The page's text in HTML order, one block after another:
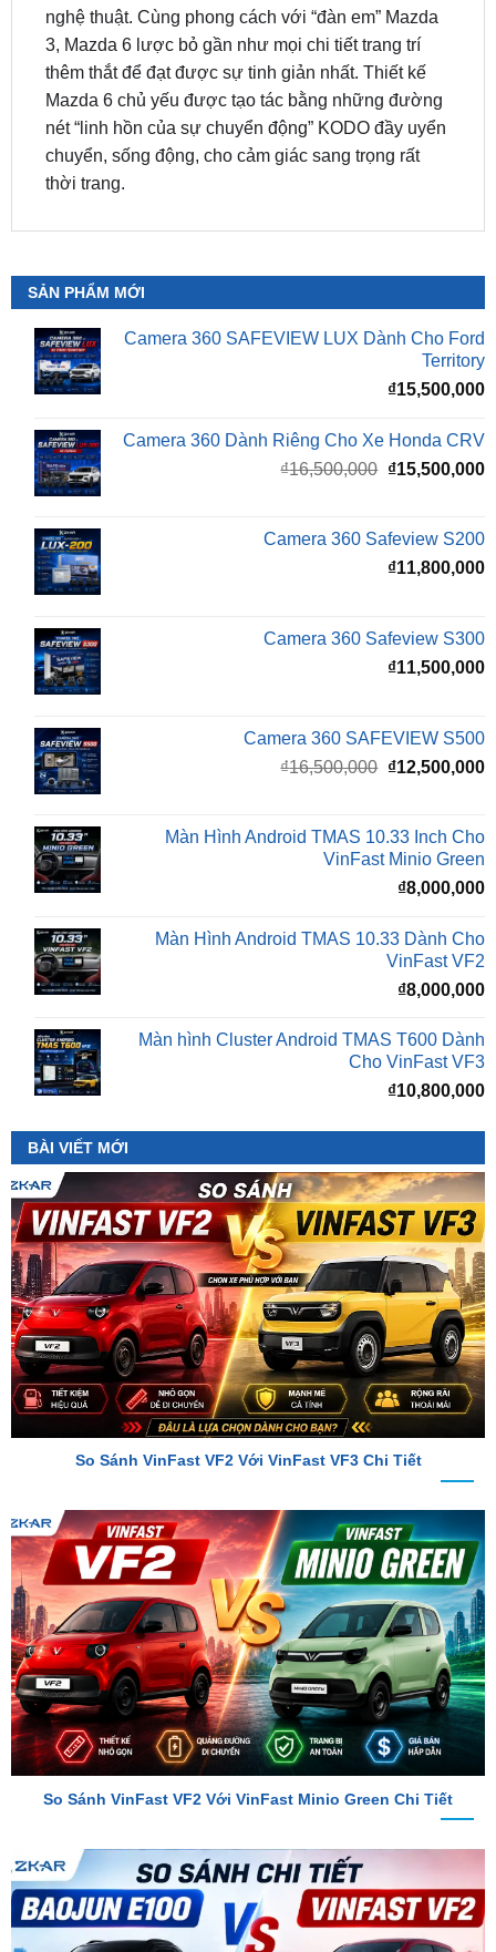
thêm thắt để đạt được sự tinh giản nhất. Thiết kế
Mazda 6 chủ yếu được tạo tác bằng những đường
nét “linh hồn của sự chuyển động” KODO đầy uyển
chuyển, sống động, cho cảm giác sang trọng rất
thời trang.
SẢN PHẨM MỚI
Camera 360 SAFEVIEW LUX Dành Cho Ford
₫15,500,000
Camera 360 Dành Riêng Cho Xe Honda CRV
gốc
₫16,500,000.
Camera 360 Safeview S200
Camera 360 Safeview S300
Camera 360 SAFEVIEW S500
gốc
₫16,500,000.
Màn Hình Android TMAS 10.33 Inch Cho
₫8,000,000
Màn Hình Android TMAS 10.33 Dành Cho
₫8,000,000
Màn hình Cluster Android TMAS T600 Dành
₫10,800,000
BÀI VIẾT MỚI
So Sánh VinFast VF2 Với VinFast VF3 Chi Tiết
So Sánh VinFast VF2 Với VinFast Minio Green Chi Tiết